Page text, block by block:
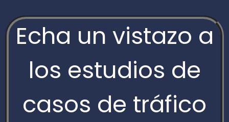
Echa un vistazo a
los estudios de
casos de tráfico